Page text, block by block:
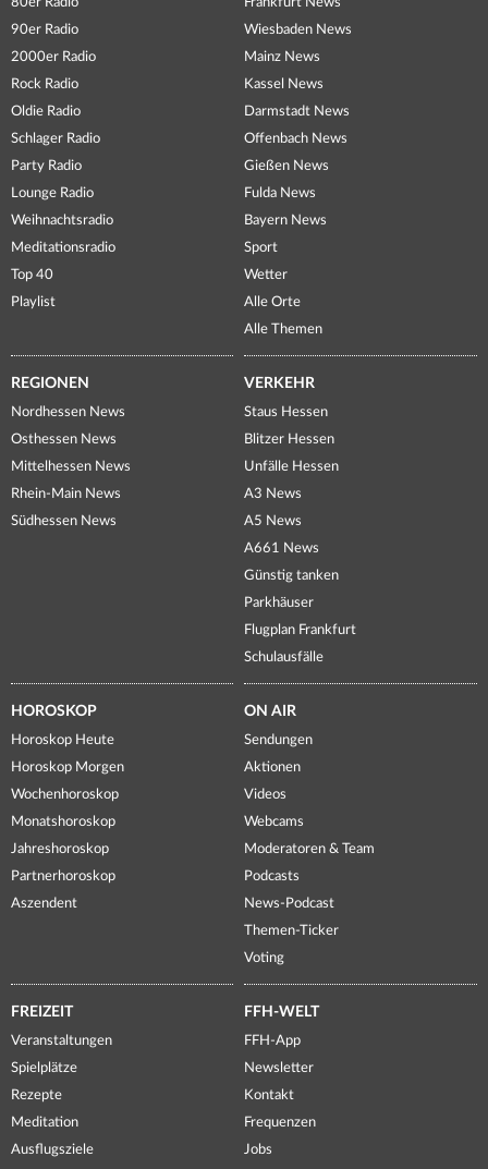
90er Radio
2000er Radio
Rock Radio
Oldie Radio
Schlager Radio
Party Radio
Lounge Radio
Weihnachtsradio
Meditationsradio
Top 40
Playlist
Wiesbaden News
Mainz News
Kassel News
Darmstadt News
Offenbach News
Gießen News
Fulda News
Bayern News
Sport
Wetter
Alle Orte
Alle Themen
REGIONEN
Nordhessen News
Osthessen News
Mittelhessen News
Rhein-Main News
Südhessen News
VERKEHR
Staus Hessen
Blitzer Hessen
Unfälle Hessen
A3 News
A5 News
A661 News
Günstig tanken
Parkhäuser
Flugplan Frankfurt
Schulausfälle
HOROSKOP
Horoskop Heute
Horoskop Morgen
Wochenhoroskop
Monatshoroskop
Jahreshoroskop
Partnerhoroskop
Aszendent
ON AIR
Sendungen
Aktionen
Videos
Webcams
Moderatoren & Team
Podcasts
News-Podcast
Themen-Ticker
Voting
FREIZEIT
Veranstaltungen
Spielplätze
Rezepte
Meditation
Ausflugsziele
FFH-WELT
FFH-App
Newsletter
Kontakt
Frequenzen
Jobs